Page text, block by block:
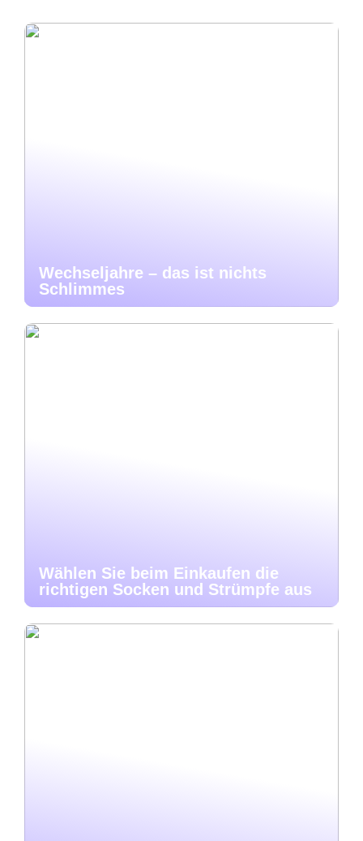
Wechseljahre – das ist nichts
Schlimmes
Wählen Sie beim Einkaufen die
richtigen Socken und Strümpfe aus